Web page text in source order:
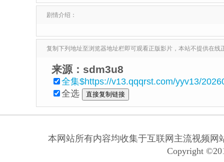
剧情介绍：
复制下列地址至浏览器地址栏即可观看正版影片，本站不提供在线
来源：sdm3u8
全集$https://v13.qqqrst.com/yyv13/
全选
本网站所有内容均收集于互联网主流视频
Copyright